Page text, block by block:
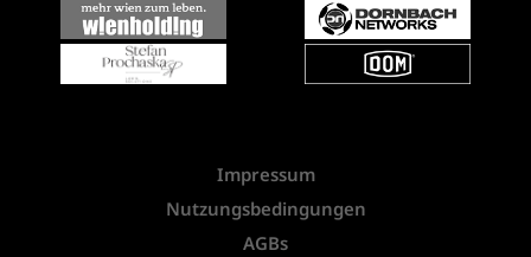
Impressum
Nutzungsbedingungen
AGBs